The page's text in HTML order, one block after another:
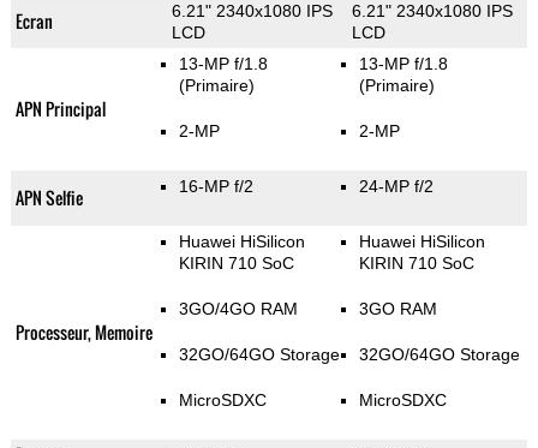
Ecran
6.21" 2340x1080 IPS
LCD
6.21" 2340x1080 IPS
LCD
APN Principal
13-MP f/1.8
(Primaire)
2-MP
13-MP f/1.8
(Primaire)
2-MP
APN Selfie 16-MP f/2 24-MP f/2
Processeur, Memoire
Huawei HiSilicon
KIRIN 710 SoC
3GO/4GO RAM
32GO/64GO Storage
MicroSDXC
Huawei HiSilicon
KIRIN 710 SoC
3GO RAM
32GO/64GO Storage
MicroSDXC